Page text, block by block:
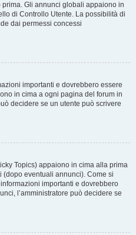
Gli annunci globali appaiono in
di Controllo Utente. La possibilità di
dai permessi concessi
importanti e dovrebbero essere
in cima a ogni pagina del forum in
decidere se un utente può scrivere
Topics) appaiono in cima alla prima
(dopo eventuali annunci). Come si
importanti e dovrebbero
l’amministratore può decidere se